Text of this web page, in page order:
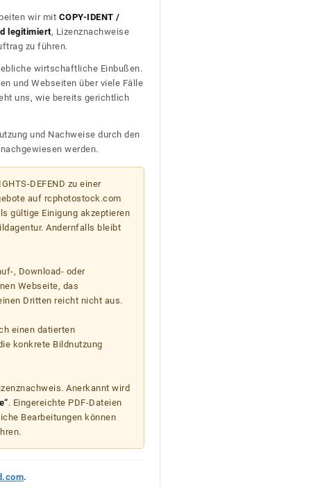
wir mit COPY-IDENT /
legitimiert, Lizenznachweise
zu führen.
wirtschaftliche Einbußen.
und Webseiten über viele Fälle
uns, wie bereits gerichtlich
und Nachweise durch den
werden.
DEFEND zu einer
auf rcphotostock.com
gültige Einigung akzeptieren
Andernfalls bleibt
, Download- oder
Webseite, das
Dritten reicht nicht aus.
einen datierten
konkrete Bildnutzung
Anerkannt wird
. Eingereichte PDF-Dateien
Bearbeitungen können
.